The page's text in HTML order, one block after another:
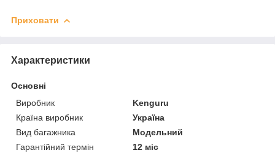
Приховати
Характеристики
Основні
Виробник
Kenguru
Країна виробник
Україна
Вид багажника
Модельний
Гарантійний термін
12 міс